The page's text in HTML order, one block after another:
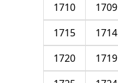
1709
1710
1714
1715
1719
1720